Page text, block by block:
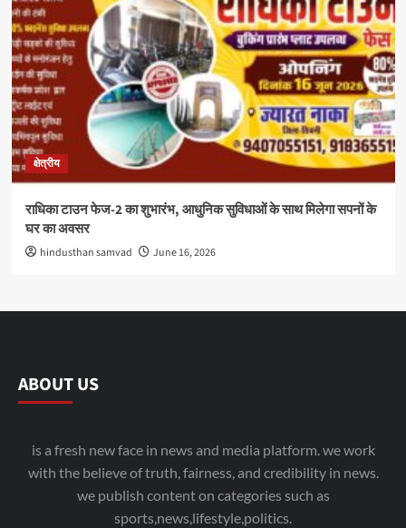
क्षेत्रीय
राधिका टाउन फेज-2 का शुभारंभ, आधुनिक सुविधाओं के साथ मिलेगा सपनों के
घर का अवसर
hindusthan samvad June 16, 2026
ABOUT US
is a fresh new face in news and media platform. we work
with the believe of truth, fairness, and credibility in news.
we publish content on categories such as
sports,news,lifestyle,politics.